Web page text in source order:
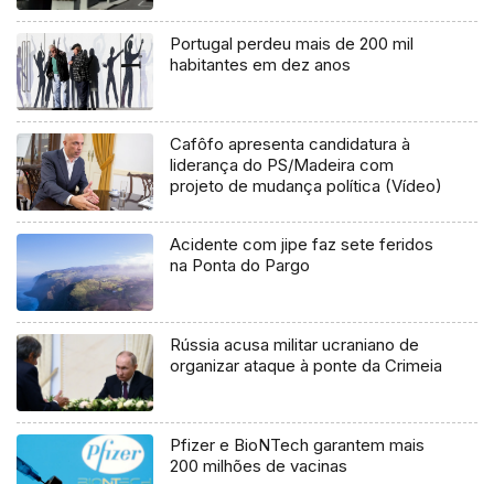
Portugal perdeu mais de 200 mil
habitantes em dez anos
Cafôfo apresenta candidatura à
liderança do PS/Madeira com
projeto de mudança política (Vídeo)
Acidente com jipe faz sete feridos
na Ponta do Pargo
Rússia acusa militar ucraniano de
organizar ataque à ponte da Crimeia
Pfizer e BioNTech garantem mais
200 milhões de vacinas